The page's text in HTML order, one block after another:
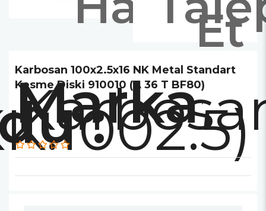
Et
Karbosan 100x2.5x16 NK Metal Standart
Kesme Diski 910010 (A 36 T BF80)
Marka :